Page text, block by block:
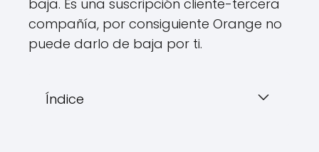
baja. Es una suscripción cliente-tercera
compañía, por consiguiente Orange no
puede darlo de baja por ti.
Índice